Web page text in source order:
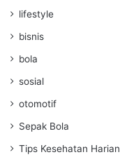
lifestyle
bisnis
bola
sosial
otomotif
Sepak Bola
Tips Kesehatan Harian